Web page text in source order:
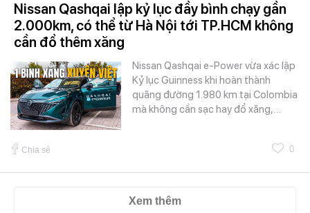
Nissan Qashqai lập kỷ lục đầy bình chạy gần
2.000km, có thể từ Hà Nội tới TP.HCM không
cần đổ thêm xăng
Nissan Qashqai e-Power vừa xác lập
Kỷ lục Guinness khi hoàn thành
quãng đường 1.980 km tại Colombia
mà không cần sạc hay đổ xăng,…
Chia sẻ 0
Xem thêm